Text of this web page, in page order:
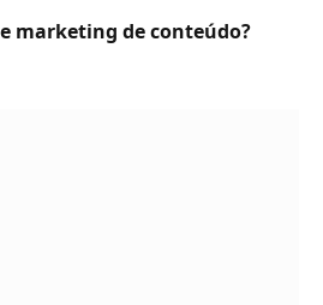
marketing de conteúdo?